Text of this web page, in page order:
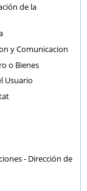
de la
y Comunicacion
o Bienes
Usuario
- Dirección de